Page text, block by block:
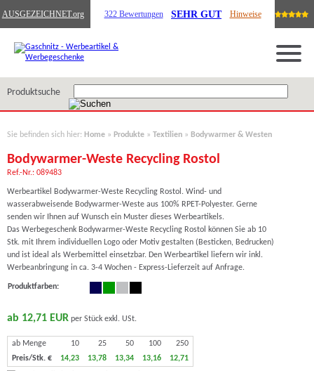
AUSGEZEICHNET.org 322 Bewertungen SEHR GUT Hinweise
Produktsuche
Sie befinden sich hier: Home » Produkte » Textilien » Bodywarmer & Westen
Bodywarmer-Weste Recycling Rostol
Ref.-Nr.: 089483
Werbeartikel Bodywarmer-Weste Recycling Rostol. Wind- und
wasserabweisende Bodywarmer-Weste aus 100% RPET-Polyester. Gerne
senden wir Ihnen auf Wunsch ein Muster dieses Werbeartikels.
Das Werbegeschenk Bodywarmer-Weste Recycling Rostol können Sie ab 10
Stk. mit Ihrem individuellen Logo oder Motiv gestalten (Besticken, Bedrucken)
und ist ideal als Werbemittel einsetzbar. Den Werbeartikel liefern wir inkl.
Werbeanbringung in ca. 3-4 Wochen - Express-Lieferzeit auf Anfrage.
Produktfarben:
ab 12,71 EUR per Stück exkl. USt.
ab Menge 10 25 50 100
250
Preis/Stk. €
14,23 13,78 13,34 13,16 12,71